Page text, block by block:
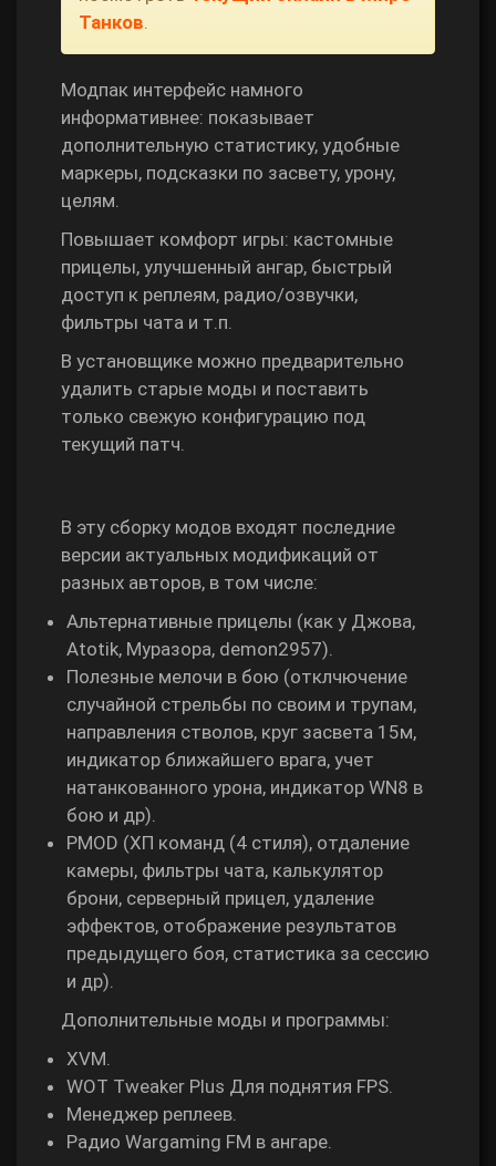
Танков.
Модпак интерфейс намного
информативнее: показывает
дополнительную статистику, удобные
маркеры, подсказки по засвету, урону,
целям.
Повышает комфорт игры: кастомные
прицелы, улучшенный ангар, быстрый
доступ к реплеям, радио/озвучки,
фильтры чата и т.п.
В установщике можно предварительно
удалить старые моды и поставить
только свежую конфигурацию под
текущий патч.
В эту сборку модов входят последние
версии актуальных модификаций от
разных авторов, в том числе:
Альтернативные прицелы (как у Джова,
Atotik, Муразора, demon2957).
Полезные мелочи в бою (отклчючение
случайной стрельбы по своим и трупам,
направления стволов, круг засвета 15м,
индикатор ближайшего врага, учет
натанкованного урона, индикатор WN8 в
бою и др).
PMOD (ХП команд (4 стиля), отдаление
камеры, фильтры чата, калькулятор
брони, серверный прицел, удаление
эффектов, отображение результатов
предыдущего боя, статистика за сессию
и др).
Дополнительные моды и программы:
XVM.
WOT Tweaker Plus Для поднятия FPS.
Менеджер реплеев.
Радио Wargaming FM в ангаре.